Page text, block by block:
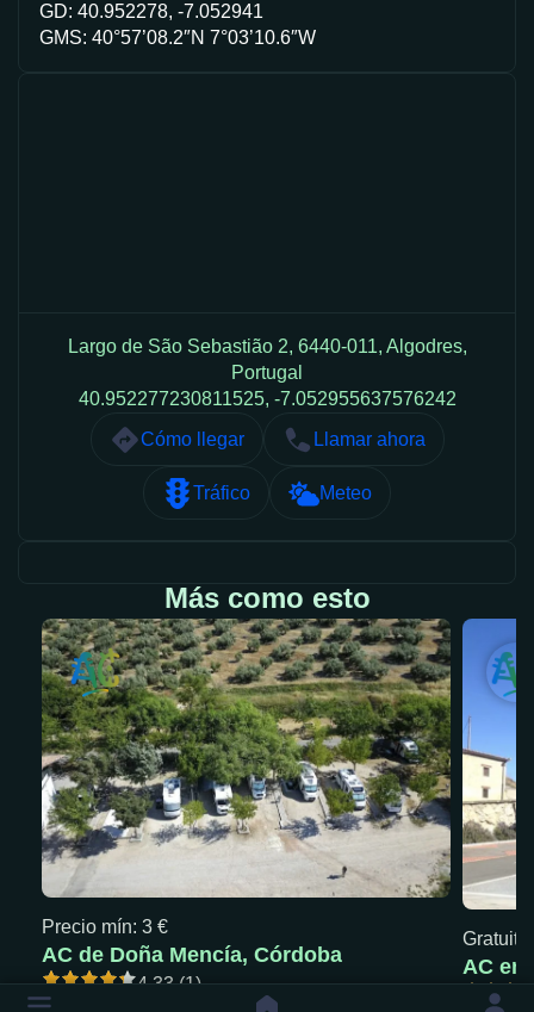
GD: 40.952278, -7.052941
GMS: 40°57’08.2″N 7°03’10.6″W
Largo de São Sebastião 2, 6440-011, Algodres,
Portugal
40.952277230811525, -7.052955637576242
Cómo llegar
Llamar ahora
Tráfico Meteo
Más como esto
Precio mín: 3 €
AC de Doña Mencía, Córdoba
4.33 (1)
Gratuita
AC en